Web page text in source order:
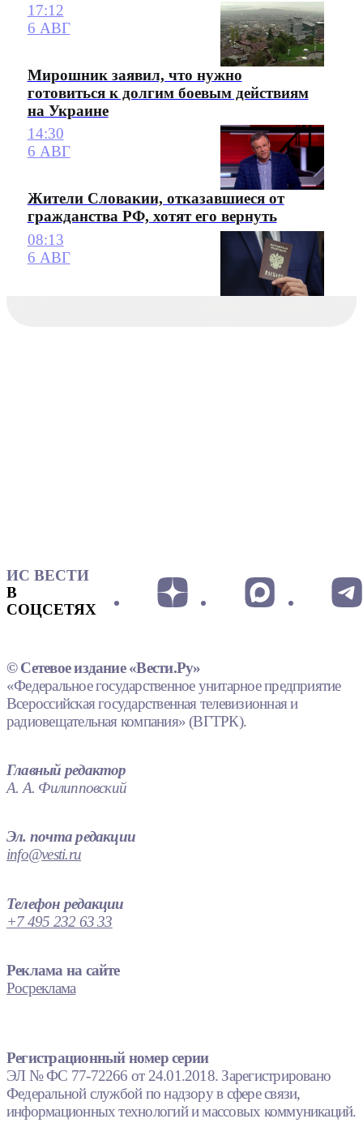
17:12
6 АВГ
Мирошник заявил, что нужно
готовиться к долгим боевым действиям
на Украине
14:30
6 АВГ
Жители Словакии, отказавшиеся от
гражданства РФ, хотят его вернуть
08:13
6 АВГ
ИС ВЕСТИ
В
СОЦСЕТЯХ
© Сетевое издание «Вести.Ру»
«Федеральное государственное унитарное предприятие
Всероссийская государственная телевизионная и
радиовещательная компания» (ВГТРК).
Главный редактор
А. А. Филипповский
Эл. почта редакции
info@vesti.ru
Телефон редакции
+7 495 232 63 33
Реклама на сайте
Росреклама
Регистрационный номер серии
ЭЛ № ФС 77-72266 от 24.01.2018. Зарегистрировано
Федеральной службой по надзору в сфере связи,
информационных технологий и массовых коммуникаций.